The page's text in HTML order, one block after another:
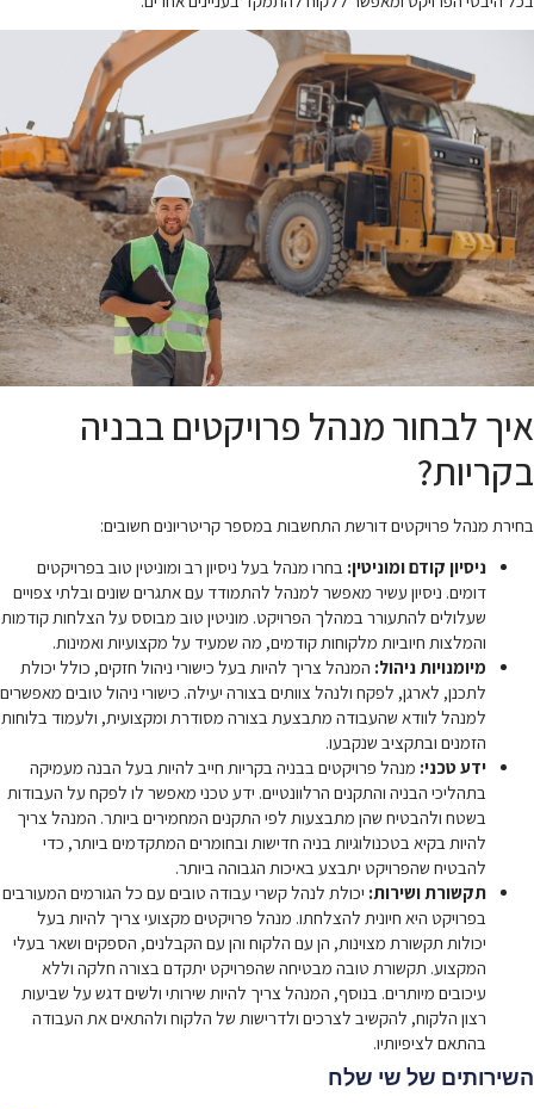
איך לבחור מנהל פרויקטים בבניה
בקריות?
בחירת מנהל פרויקטים דורשת התחשבות במספר קריטריונים חשובים:
ניסיון קודם ומוניטין: בחרו מנהל בעל ניסיון רב ומוניטין טוב בפרויקטים
דומים. ניסיון עשיר מאפשר למנהל להתמודד עם אתגרים שונים ובלתי צפויים
שעלולים להתעורר במהלך הפרויקט. מוניטין טוב מבוסס על הצלחות קודמות
והמלצות חיוביות מלקוחות קודמים, מה שמעיד על מקצועיות ואמינות.
מיומנויות ניהול: המנהל צריך להיות בעל כישורי ניהול חזקים, כולל יכולת
לתכנן, לארגן, לפקח ולנהל צוותים בצורה יעילה. כישורי ניהול טובים מאפשרים
למנהל לוודא שהעבודה מתבצעת בצורה מסודרת ומקצועית, ולעמוד בלוחות
הזמנים ובתקציב שנקבעו.
ידע טכני: מנהל פרויקטים בבניה בקריות חייב להיות בעל הבנה מעמיקה
בתהליכי הבניה והתקנים הרלוונטיים. ידע טכני מאפשר לו לפקח על העבודות
בשטח ולהבטיח שהן מתבצעות לפי התקנים המחמירים ביותר. המנהל צריך
להיות בקיא בטכנולוגיות בניה חדישות ובחומרים המתקדמים ביותר, כדי
להבטיח שהפרויקט יתבצע באיכות הגבוהה ביותר.
תקשורת ושירות: יכולת לנהל קשרי עבודה טובים עם כל הגורמים המעורבים
בפרויקט היא חיונית להצלחתו. מנהל פרויקטים מקצועי צריך להיות בעל
יכולות תקשורת מצוינות, הן עם הלקוח והן עם הקבלנים, הספקים ושאר בעלי
המקצוע. תקשורת טובה מבטיחה שהפרויקט יתקדם בצורה חלקה וללא
עיכובים מיותרים. בנוסף, המנהל צריך להיות שירותי ולשים דגש על שביעות
רצון הלקוח, להקשיב לצרכים ולדרישות של הלקוח ולהתאים את העבודה
בהתאם לציפיותיו.
השירותים של שי שלח